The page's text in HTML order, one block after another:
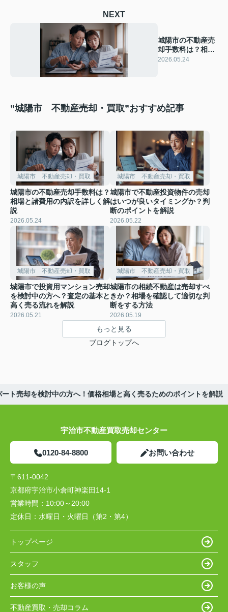
NEXT
城陽市の不動産売
却手数料は？相場
と諸費用の内訳を
2026.05.24
”城陽市 不動産売却・買取”おすすめ記事
城陽市 不動産売却・買取
城陽市の不動産売却手数料は？
相場と諸費用の内訳を詳しく解
説
2026.05.24
城陽市 不動産売却・買取
城陽市で不動産投資物件の売却
はいつが良いタイミングか？判
断のポイントを解説
2026.05.22
城陽市 不動産売却・買取
城陽市で投資用マンション売却
を検討中の方へ？査定の基本と
高く売る流れを解説
2026.05.21
城陽市 不動産売却・買取
城陽市の相続不動産は売却すべ
きか？相場を確認して適切な判
断をする方法
2026.05.19
もっと見る
ブログトップへ
ト売却を検討中の方へ！価格相場と高く売るためのポイントを解説
宇治市不動産買取売却センター
0120-84-8800 お問い合わせ
〒611-0042
京都府宇治市小倉町神楽田14-1
営業時間： 10:00～20:00
定休日： 水曜日・火曜日（第2・第4）
トップページ
スタッフ
お客様の声
不動産買取・売却コラム